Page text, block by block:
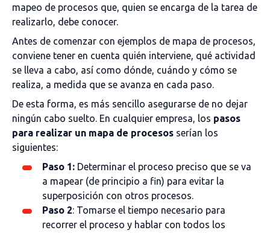
mapeo de procesos que, quien se encarga de la tarea de
realizarlo, debe conocer.
Antes de comenzar con ejemplos de mapa de procesos,
conviene tener en cuenta quién interviene, qué actividad
se lleva a cabo, así como dónde, cuándo y cómo se
realiza, a medida que se avanza en cada paso.
De esta forma, es más sencillo asegurarse de no dejar
ningún cabo suelto. En cualquier empresa, los pasos
para realizar un mapa de procesos serían los
siguientes:
Paso 1: Determinar el proceso preciso que se va
a mapear (de principio a fin) para evitar la
superposición con otros procesos.
Paso 2: Tomarse el tiempo necesario para
recorrer el proceso y hablar con todos los